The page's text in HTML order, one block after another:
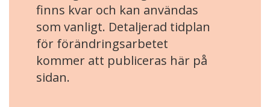
finns kvar och kan användas
som vanligt. Detaljerad tidplan
för förändringsarbetet
kommer att publiceras här på
sidan.